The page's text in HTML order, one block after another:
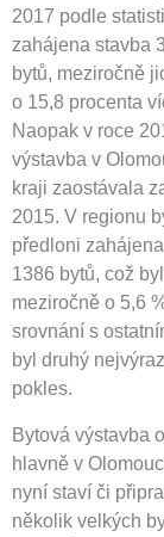
2017 podle
zahájena stavba
bytů, meziročně
o 15,8 procenta
Naopak v roce
výstavba v
kraji zaostávala
2015. V regionu
předloni
1386 bytů, což
meziročně o 5,6
srovnání s
byl druhý
pokles.
Bytová výstavba
hlavně v
nyní staví či
několik velkých